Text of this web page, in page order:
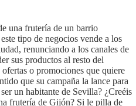
una frutería de un barrio
tipo de negocios vende a los
renunciando a los canales de
sus productos al resto del
o promociones que quiere
que su campaña la lance para
un habitante de Sevilla? ¿Creéis
frutería de Gijón? Si le pilla de